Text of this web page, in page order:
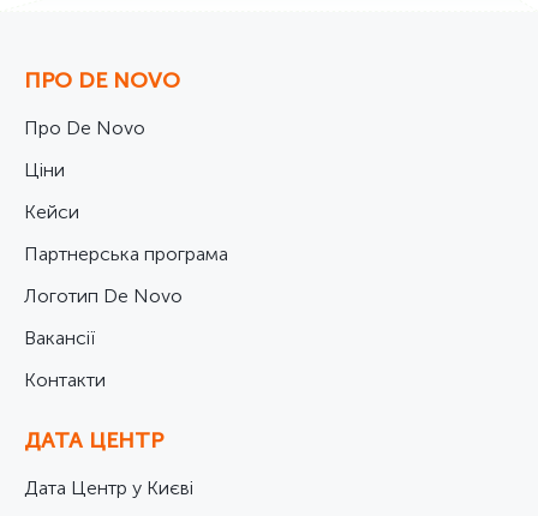
ПРО DE NOVO
Про De Novo
Ціни
Кейси
Партнерська програма
Логотип De Novo
Вакансії
Контакти
ДАТА ЦЕНТР
Дата Центр у Києві